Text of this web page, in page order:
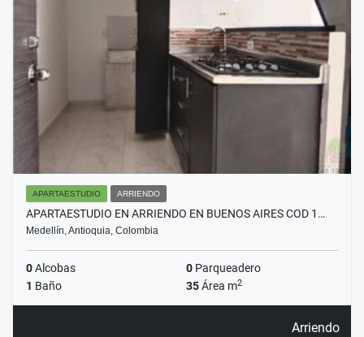
APARTAESTUDIO ARRIENDO
APARTAESTUDIO EN ARRIENDO EN BUENOS AIRES COD 1…
Medellín, Antioquia, Colombia
0Alcobas 0 Parqueadero
1 Baño 35Área m2
Arriendo